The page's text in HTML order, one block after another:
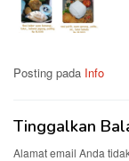
Posting pada Info
Tinggalkan
Alamat email Anda